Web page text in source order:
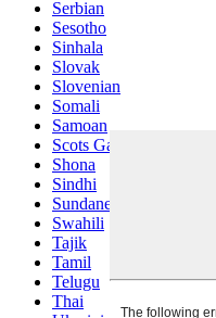
Serbian
Sesotho
Sinhala
Slovak
Slovenian
Somali
Samoan
Scots Gaelic
Shona
Sindhi
Sundanese
Swahili
Tajik
Tamil
Telugu
Thai